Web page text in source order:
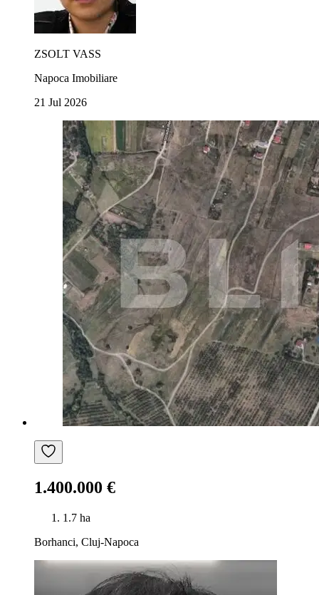
ZSOLT VASS
Napoca Imobiliare
21 Jul 2026
1.400.000 €
1.7 ha
Borhanci, Cluj-Napoca